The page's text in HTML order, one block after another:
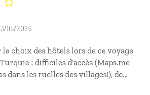
le choix des hôtels lors de ce voyage
: difficiles d'accès (Maps.me
dans les ruelles des villages!), de
mais la plupart bruyants
05/2026